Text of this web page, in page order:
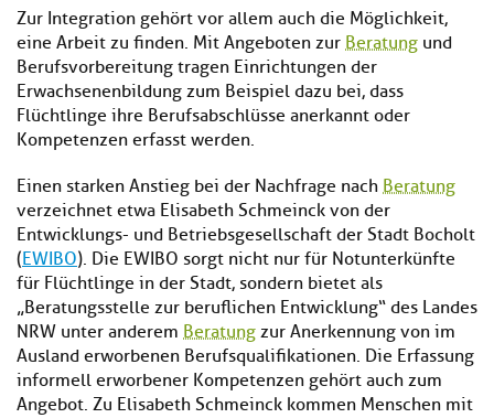
Zur Integration gehört vor allem auch die Möglichkeit,
eine Arbeit zu finden. Mit Angeboten zur Beratung und
Berufsvorbereitung tragen Einrichtungen der
Erwachsenenbildung zum Beispiel dazu bei, dass
Flüchtlinge ihre Berufsabschlüsse anerkannt oder
Kompetenzen erfasst werden.
Einen starken Anstieg bei der Nachfrage nach Beratung
verzeichnet etwa Elisabeth Schmeinck von der
Entwicklungs- und Betriebsgesellschaft der Stadt Bocholt
(EWIBO). Die EWIBO sorgt nicht nur für Notunterkünfte
für Flüchtlinge in der Stadt, sondern bietet als
„Beratungsstelle zur beruflichen Entwicklung“ des Landes
NRW unter anderem Beratung zur Anerkennung von im
Ausland erworbenen Berufsqualifikationen. Die Erfassung
informell erworbener Kompetenzen gehört auch zum
Angebot. Zu Elisabeth Schmeinck kommen Menschen mit